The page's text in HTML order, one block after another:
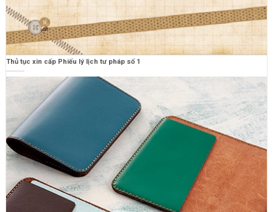
Thủ tục xin cấp Phiếu lý lịch tư pháp số 1